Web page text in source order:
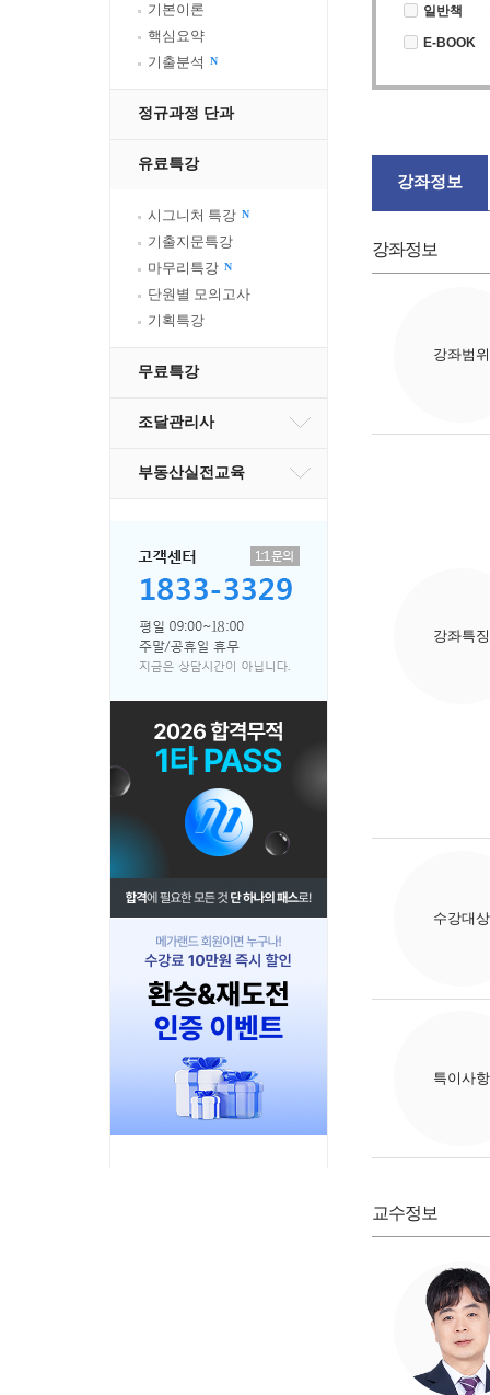
기본이론
핵심요약
기출분석
N
정규과정 단과
유료특강
시그니처 특강 N
기출지문특강
마무리특강 N
단원별 모의고사
기획특강
무료특강
조달관리사
부동산실전교육
일반책
E-BOOK
강좌정보
강좌정보
강좌범위
강좌특징
수강대상
특이사항
교수정보